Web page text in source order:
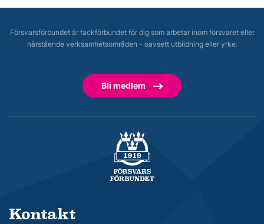
Försvarsförbundet är fackförbundet för dig som arbetar inom försvaret eller
närstående verksamhetsområden - oavsett utbildning eller yrke.
Bli medlem
Försvarsförbundet
Kontakt